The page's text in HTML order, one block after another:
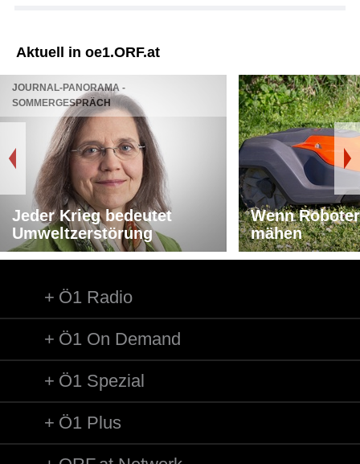
Aktuell in oe1.ORF.at
JOURNAL-PANORAMA -
SOMMERGESPRÄCH
Jeder Krieg bedeutet
Umweltzerstörung
Wenn
mähen
Ö1 Radio
Ö1 On Demand
Ö1 Spezial
Ö1 Plus